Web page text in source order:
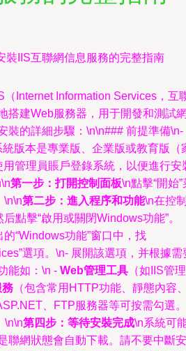
Internet Information Services，互
搭建Web服務器，用于開發和測試
裝的詳細步驟：\n\n### 前提準備\n-
版本是專業版、企業版或教育版（
管理員賬戶登錄系統，以便進行安
第一步：打開控制面板\n點擊“開始”
\n\n第二步：進入程序和功能\n在控
點擊“啟用或關閉Windows功能”。
的“Windows功能”窗口中，找
選項。\n- 展開該選項，并根據需
能如：\n - Web管理工具 （如IIS管理
（包含常用HTTP功能、靜態內容
、FTP服務器等可按需勾選。
\n\n第四步：等待安裝完成\n系統可
聯網狀態會自動下載。請不要中斷安